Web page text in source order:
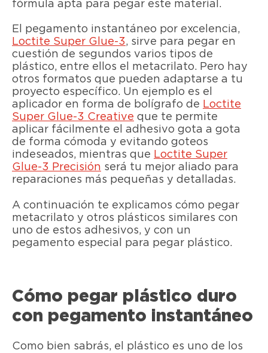
fórmula apta para pegar este material.
El pegamento instantáneo por excelencia,
Loctite Super Glue-3, sirve para pegar en
cuestión de segundos varios tipos de
plástico, entre ellos el metacrilato. Pero hay
otros formatos que pueden adaptarse a tu
proyecto específico. Un ejemplo es el
aplicador en forma de bolígrafo de Loctite
Super Glue-3 Creative que te permite
aplicar fácilmente el adhesivo gota a gota
de forma cómoda y evitando goteos
indeseados, mientras que Loctite Super
Glue-3 Precisión será tu mejor aliado para
reparaciones más pequeñas y detalladas.
A continuación te explicamos cómo pegar
metacrilato y otros plásticos similares con
uno de estos adhesivos, y con un
pegamento especial para pegar plástico.
Cómo pegar plástico duro
con pegamento instantáneo
Como bien sabrás, el plástico es uno de los